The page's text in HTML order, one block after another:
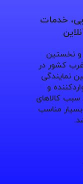
خدمات
و نخستین
کشور در
نمایندگی
و
سبب کالاهای
مناسب